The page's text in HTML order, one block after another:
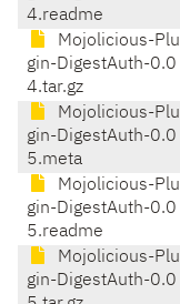
4.readme
Mojolicious-Plu
gin-DigestAuth-0.0
4.tar.gz
Mojolicious-Plu
gin-DigestAuth-0.0
5.meta
Mojolicious-Plu
gin-DigestAuth-0.0
5.readme
Mojolicious-Plu
gin-DigestAuth-0.0